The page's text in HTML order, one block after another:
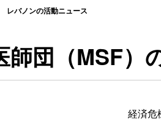
レバノンの活動ニュース
師団（MSF）
経済危